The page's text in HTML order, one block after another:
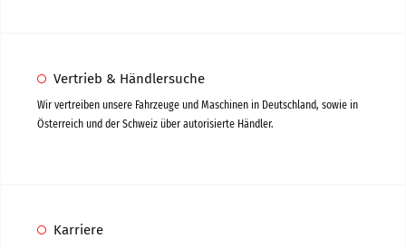
Vertrieb & Händlersuche
Wir vertreiben unsere Fahrzeuge und Maschinen in Deutschland, sowie in
Österreich und der Schweiz über autorisierte Händler.
Karriere